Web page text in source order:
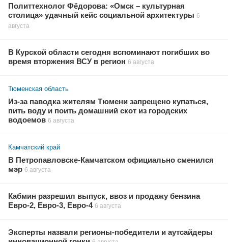
Политтехнолог Фёдорова: «Омск – культурная
столица» удачный кейс социальной архитектуры 6
августа
В Курской области сегодня вспоминают погибших во
время вторжения ВСУ в регион 6 августа
Тюменская область
Из-за паводка жителям Тюмени запрещено купаться,
пить воду и поить домашний скот из городских
водоемов 6 августа
Камчатский край
В Петропавловске-Камчатском официально сменился
мэр 6 августа
Кабмин разрешил выпуск, ввоз и продажу бензина
Евро-2, Евро-3, Евро-4 6 августа
Эксперты назвали регионы-победители и аутсайдеры